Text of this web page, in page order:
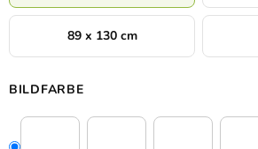
89 x 130 cm
BILDFARBE